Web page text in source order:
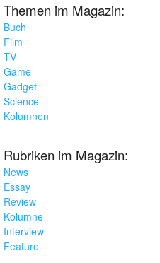
Themen im Magazin:
Buch
Film
TV
Game
Gadget
Science
Kolumnen
Rubriken im Magazin:
News
Essay
Review
Kolumne
Interview
Feature